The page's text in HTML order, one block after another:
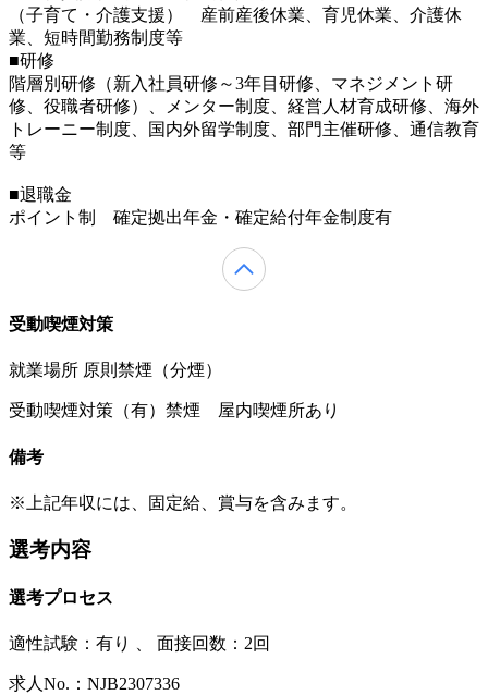
（子育て・介護支援） 産前産後休業、育児休業、介護休
業、短時間勤務制度等
■研修
階層別研修（新入社員研修～3年目研修、マネジメント研
修、役職者研修）、メンター制度、経営人材育成研修、海外
トレーニー制度、国内外留学制度、部門主催研修、通信教育
等
■退職金
ポイント制 確定拠出年金・確定給付年金制度有
受動喫煙対策
就業場所 原則禁煙（分煙）
受動喫煙対策（有）禁煙 屋内喫煙所あり
備考
※上記年収には、固定給、賞与を含みます。
選考内容
選考プロセス
適性試験： 有り 面接回数：2回
求人No.：NJB2307336